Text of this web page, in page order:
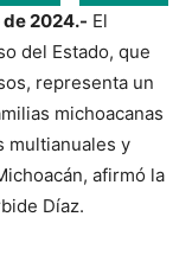
2024.- El
del Estado, que
representa un
michoacanas
multianuales y
afirmó la
Díaz.